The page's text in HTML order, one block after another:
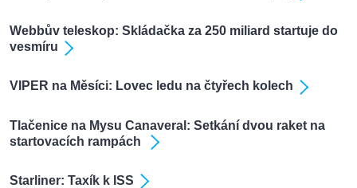
Webbův teleskop: Skládačka za 250 miliard startuje do
vesmíru
VIPER na Měsíci: Lovec ledu na čtyřech kolech
Tlačenice na Mysu Canaveral: Setkání dvou raket na
startovacích rampách
Starliner: Taxík k ISS